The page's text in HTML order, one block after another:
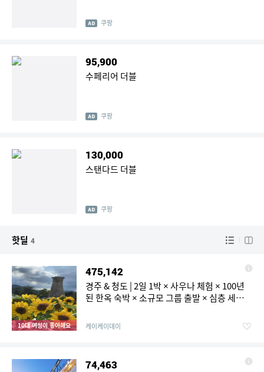
쿠팡
95,900
수페리어 더블
쿠팡
130,000
스탠다드 더블
쿠팡
핫딜 4
10대 여성이 좋아해요
475,142
경주 & 청도 | 2일 1박 × 사우나 체험 × 100년
된 한옥 숙박 × 소규모 그룹 출발 × 심층 세계문
케이케이데이
74,463